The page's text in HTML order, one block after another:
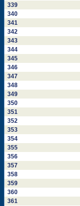
339
340
341
342
343
344
345
346
347
348
349
350
351
352
353
354
355
356
357
358
359
360
361